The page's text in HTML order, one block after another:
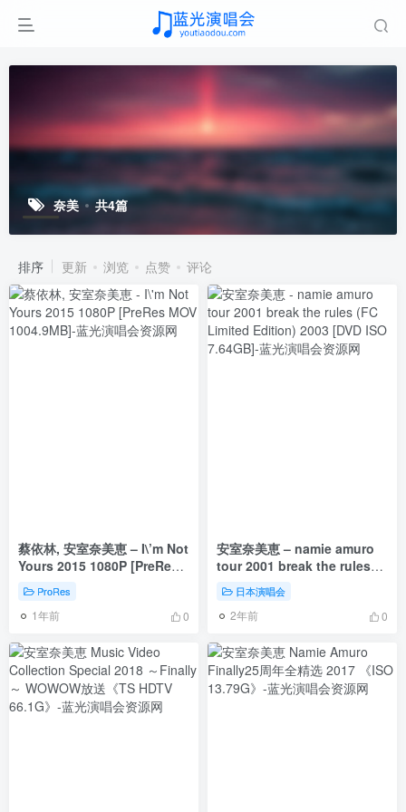
奈美 共4篇
排序 更新 浏览 点赞 评论
蔡依林, 安室奈美恵 – I\’m Not
Yours 2015 1080P [PreRes
ProRes
1年前 0
安室奈美恵 – namie amuro
tour 2001 break the rules
(FC Limited Edition) 2003
[DVD ISO 7.64GB]
日本演唱会
2年前 0